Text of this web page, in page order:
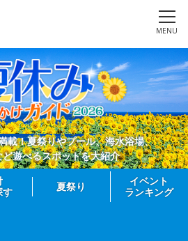
MENU
載！夏祭りやプール、海水浴場、
遊べるスポットを大紹介
す
夏祭り
イベント
ランキング